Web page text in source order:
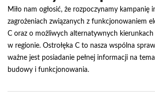
Miło nam ogłosić, że rozpoczynamy kampanię
zagrożeniach związanych z funkcjonowaniem
C oraz o możliwych alternatywnych
w regionie. Ostrołęka C to nasza wspólna
ważne jest posiadanie pełnej informacji na
budowy i funkcjonowania.